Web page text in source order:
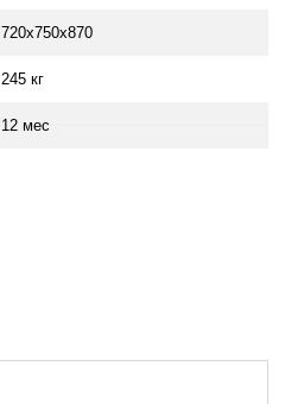
720х750х870
245 кг
12 мес